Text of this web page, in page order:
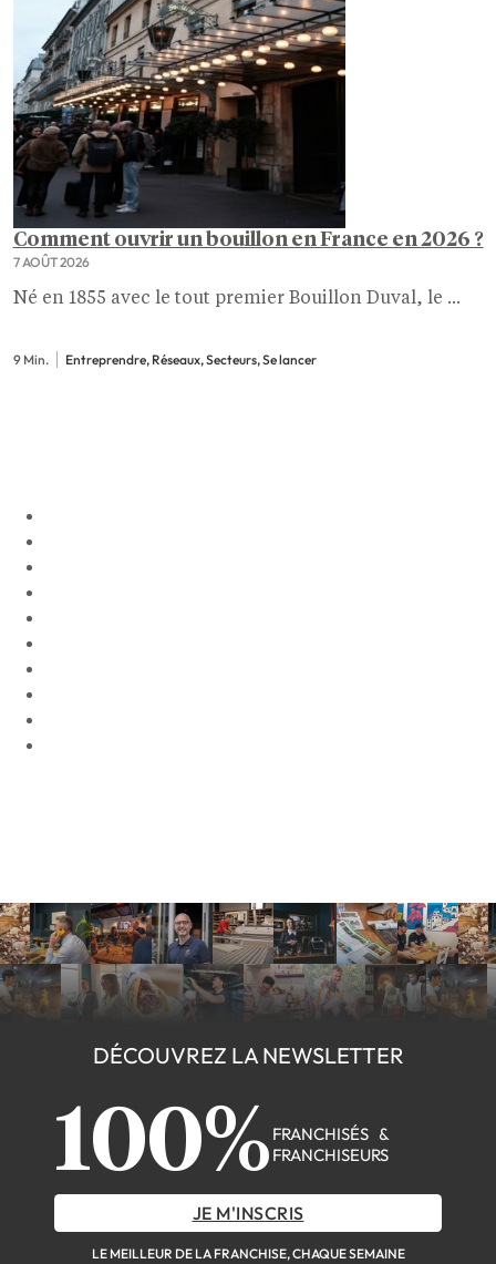
Comment ouvrir un bouillon en France en 2026 ?
7 AOÛT 2026
Né en 1855 avec le tout premier Bouillon Duval, le ...
9 Min. Entreprendre, Réseaux, Secteurs, Se lancer
DÉCOUVREZ LA NEWSLETTER
100% FRANCHISÉS &
FRANCHISEURS
JE M'INSCRIS
LE MEILLEUR DE LA FRANCHISE, CHAQUE SEMAINE